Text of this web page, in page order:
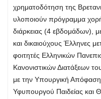
χρηματοδότηση της
υλοποιούν πρόγραμμα
διάρκειας (4 εβδομάδων),
και δικαιούχους Έλληνες
φοιτητές Ελληνικών
Κανονιστικών Διατάξεων
με την Υπουργική
Υφυπουργού Παιδείας